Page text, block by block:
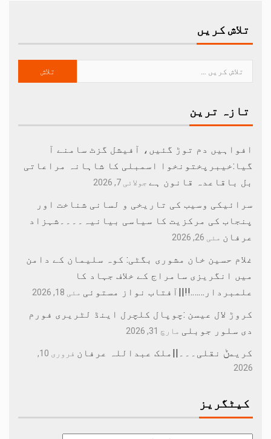
تلاش کریں
تازہ ترین
افواہیں دم توڑ گئیں، آفیشل گزٹ سامنے آ
گیا:خیبرپختونخوا اسمبلی کا شاہانہ مراعاتی
بل باقاعدہ قانون ہے جولائی 7, 2026
سرائیکی وسیب کی تاریخی و لسانی شناخت اور
پنجاب کی مرکزیت کا سیاسی بیانیہ۔۔۔۔شہزاد
عرفان مئی 26, 2026
غلام حسین خان مشوری بگٹی: کوہ سلیمان کے دامن
میں انگریزی سامراج کے خلاف جہاد کا
علمبردار…….!!||آفتاب نواز مستوئی مئی 18, 2026
کروڑ لال عیسن :چوپال کلچرل اینڈ لٹریری فورم
دی سلور جوبلی مارچ 31, 2026
کریمݨ نقلی۔۔۔||ملک عبداللہ عرفان
فروری 10,
2026
کیٹگریز